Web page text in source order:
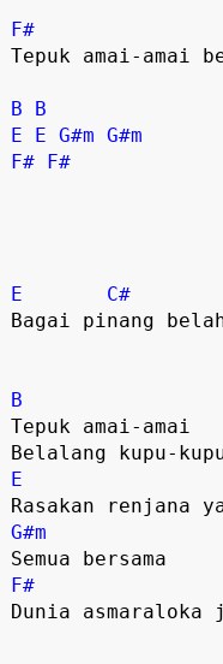
F#
Tepuk amai-amai
B
B
E
E G#m G#m
F# F#
E C#
Bagai pinang
B
Tepuk amai-amai
E
G#m
F#
Dunia asmaraloka